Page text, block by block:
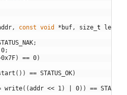
, const void * buf , size t len
;
0;
0x7F) == 0)
( ) ) == STATUS_OK)
write( (addr << 1 ) 0) ) ==